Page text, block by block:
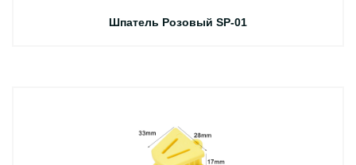
Шпатель Розовый SP-01